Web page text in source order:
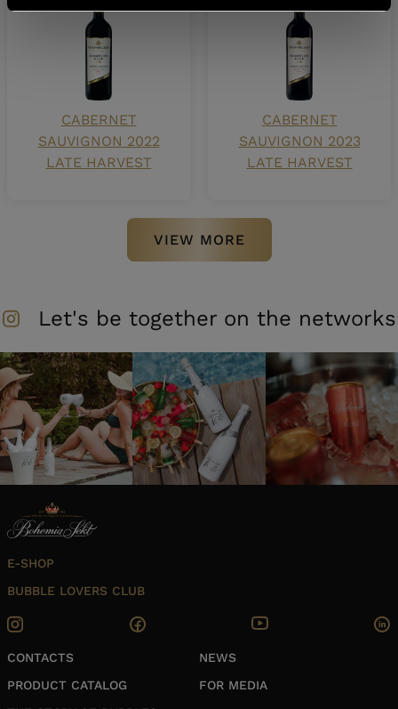
CABERNET
SAUVIGNON 2022
LATE HARVEST
CABERNET
SAUVIGNON 2023
LATE HARVEST
VIEW MORE
Let's be together on the networks
E-SHOP
BUBBLE LOVERS CLUB
CONTACTS
PRODUCT CATALOG
NEWS
FOR MEDIA